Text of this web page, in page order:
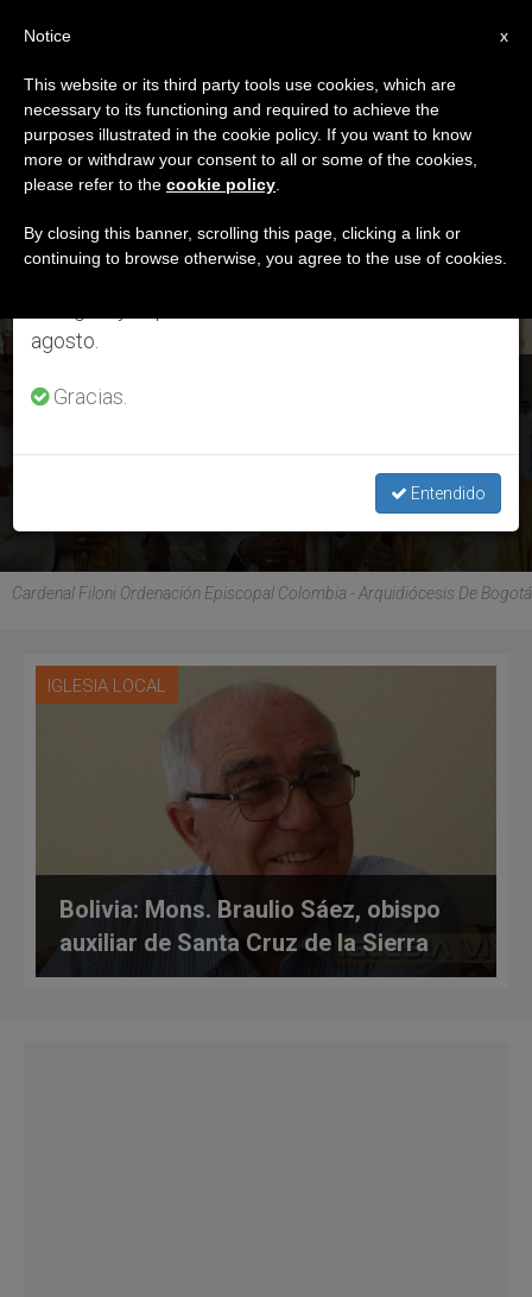
ETIQUETA
Posts Tagged ‘santa
Cruz De La Sierra’
ÚLTIMAS NOTICIAS
V Congreso Americano Misionero: El Card. Filoni irá en
Cardenal Filoni Ordenación Episcopal Colombia - Arquidiócesis De Bogotá
IGLESIA LOCAL
Bolivia: Mons. Braulio Sáez, obispo
auxiliar de Santa Cruz de la Sierra
×
Aviso importante
Del 27 de julio al 7 de agosto haremos la pausa
anual, aprovechando que en el periodo de verano
se generan menos informaciones y también el
agosto.
Gracias.
Entendido
x
Notice
This website or its third party tools use cookies, which are
necessary to its functioning and required to achieve the
purposes illustrated in the cookie policy. If you want to know
more or withdraw your consent to all or some of the cookies,
please refer to the cookie policy
By closing this banner, scrolling this page, clicking a link or
continuing to browse otherwise, you agree to the use of cookies.